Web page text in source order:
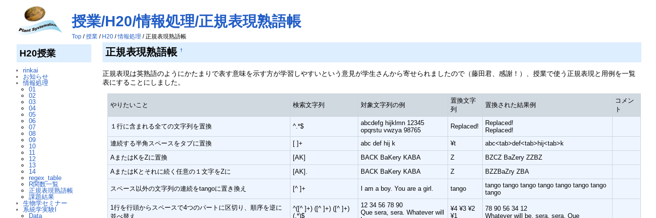
授業/H20/情報処理/正規表現熟語帳
Top/授業/ H20/情報処理 / 正規表現熟語帳
H20授業
rinkai
お知らせ
情報処理
01
02
03
04
05
06
07
08
09
10
11
12
13
14
regex_table
R関数一覧
正規表現熟語帳
課題結果
生物学セミナー
系統学実験I
Data
正規表現熟語帳†
正規表現は英熟語のようにかたまりで表す意味を示す方が学習しやすいという意見が学生さんから寄せられましたので（藤田君、感謝！）、授業で使う正規表現と用例を一覧
表にすることにしました。
やりたいこと 検索文字列 対象文字列の例
置換文字
列
置換された結果例
コメン
ト
１行に含まれる全ての文字列を置換 ^.*$
abcdefg hijklmn 12345
opqrstu vwzya 98765
Replaced!
Replaced!
Replaced!
連続する半角スペースをタブに置換
[ ]+ abc def hij k ¥t
abc<tab>def<tab>hij<tab>k
AまたはKをZに置換
[AK] BACK BaKery KABA Z
BZCZ BaZery ZZBZ
AまたはKとそれに続く任意の１文字をZに
[AK]. BACK BaKery KABA Z BZZBaZry ZBA
スペース以外の文字列の連続をtangoに置き換え [^ ]+ I am a boy. You are a girl. tango
tango tango tango tango tango tango tango
tango
1行を行頭からスペースで4つのパートに区切り、順序を逆に
並べ替え
^([^ ]+) ([^ ]+) ([^ ]+)
(.*)$
12 34 56 78 90
Que sera, sera. Whatever will
¥4 ¥3 ¥2
¥1
78 90 56 34 12
Whatever will be. sera. sera, Que